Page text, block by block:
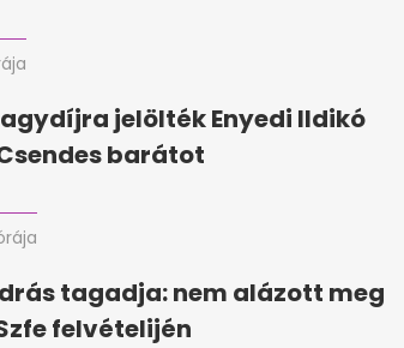
jelölték Enyedi Ildikó
barátot
tagadja: nem alázott meg
felvételijén